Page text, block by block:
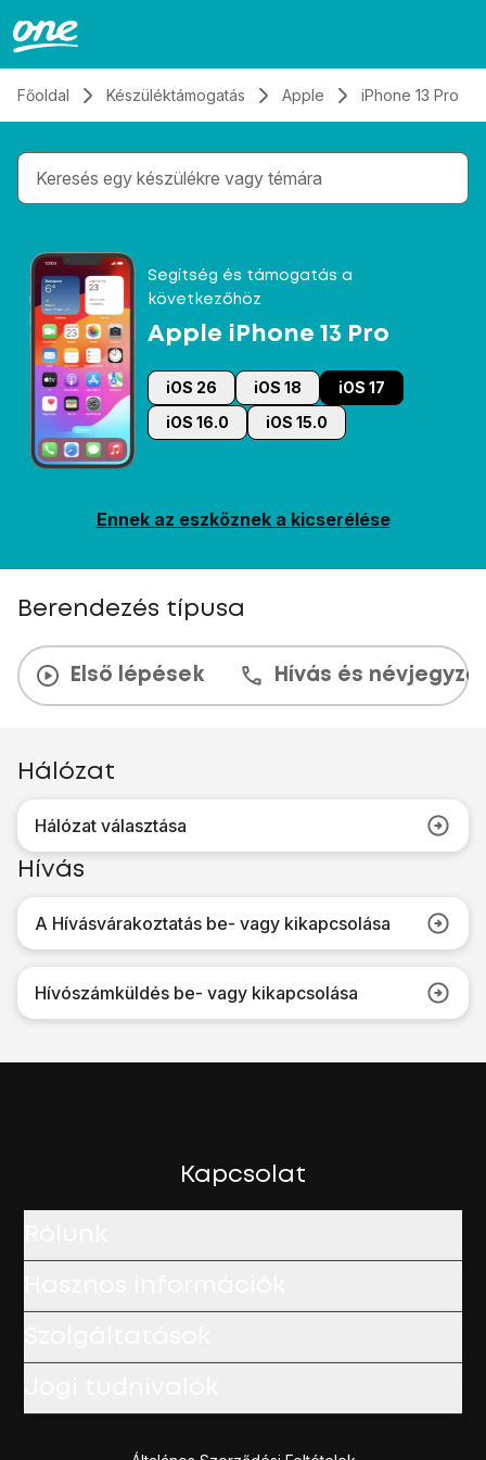
Főoldal Készüléktámogatás Apple iPhone 13 Pro
Gépelés közben megjelennek a keresési
Segítség és támogatás a
következőhöz
Apple iPhone 13 Pro
iOS 26 iOS 18
iOS 17
iOS 16.0
iOS 15.0
Ennek az eszköznek a kicserélése
Berendezés típusa
Első lépések Hívás és
Hálózat
Hálózat választása
Hívás
A Hívásvárakoztatás be- vagy kikapcsolása
Hívószámküldés be- vagy kikapcsolása
Kapcsolat